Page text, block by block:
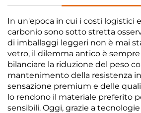
In un'epoca in cui i costi logistici
carbonio sono sotto stretta
di imballaggi leggeri non è mai
vetro, il dilemma antico è
bilanciare la riduzione del peso
mantenimento della resistenza
sensazione premium e delle
lo rendono il materiale preferito
sensibili. Oggi, grazie a